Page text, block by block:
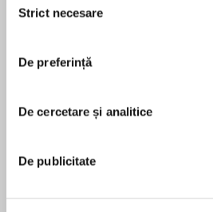
consimțământului
Strict necesare
De preferință
De cercetare și analitice
De publicitate
*An Amazon Best Book of
dreamers!
NBA champion and superstar
În acest moment nu
LeBron James
LeBron James is widely
basketball player in the world